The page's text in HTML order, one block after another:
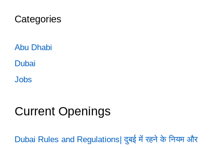
Categories
Abu Dhabi
Dubai
Jobs
Current Openings
Dubai Rules and Regulations| दुबई में रहने के नियम और